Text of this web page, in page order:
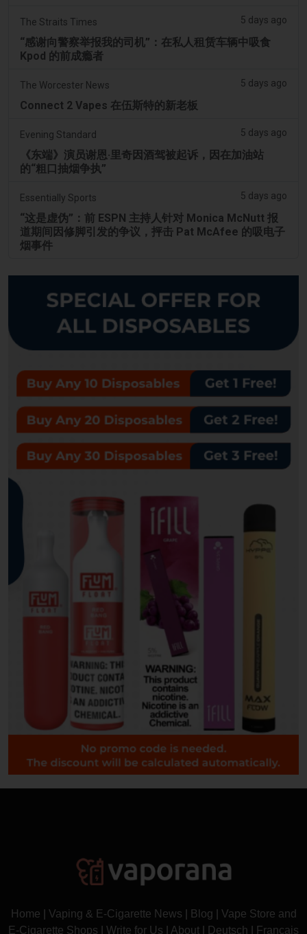
The Straits Times 5 days ago
“感谢向警察举报我的司机”：在私人租赁车辆中吸食
Kpod 的前成瘾者
The Worcester News 5 days ago
Connect 2 Vapes 在伍斯特的新老板
Evening Standard 5 days ago
《东端》演员谢恩·里奇因酒驾被起诉，因在加油站
的“粗口抽烟争执”
Essentially Sports 5 days ago
“这是虚伪”：前 ESPN 主持人针对 Monica McNutt 报
道期间因修脚引发的争议，抨击 Pat McAfee 的吸电子
烟事件
Home Vaping & E-Cigarette News Blog
Vape Store and
E-Cigarette Shops
Write for Us About Deutsch Français